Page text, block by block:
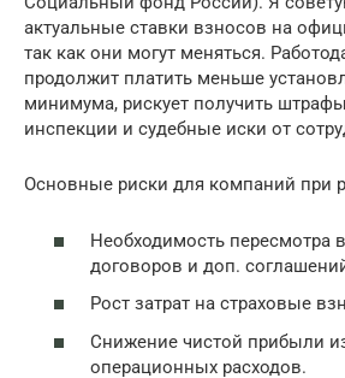
актуальные ставки взносов на
так как они могут меняться.
продолжит платить меньше
минимума, рискует получить
инспекции и судебные иски от
Основные риски для компаний при
Необходимость пересмотра
договоров и доп.
Рост затрат на страховые
Снижение чистой прибыли
операционных расходов.